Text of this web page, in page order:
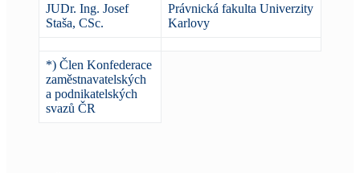
JUDr. Ing. Josef
Staša, CSc.
Právnická fakulta Univerzity
Karlovy
*) Člen Konfederace
zaměstnavatelských
a podnikatelských
svazů ČR